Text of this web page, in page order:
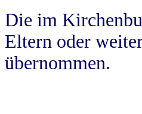
Die im
Eltern oder
übernommen.